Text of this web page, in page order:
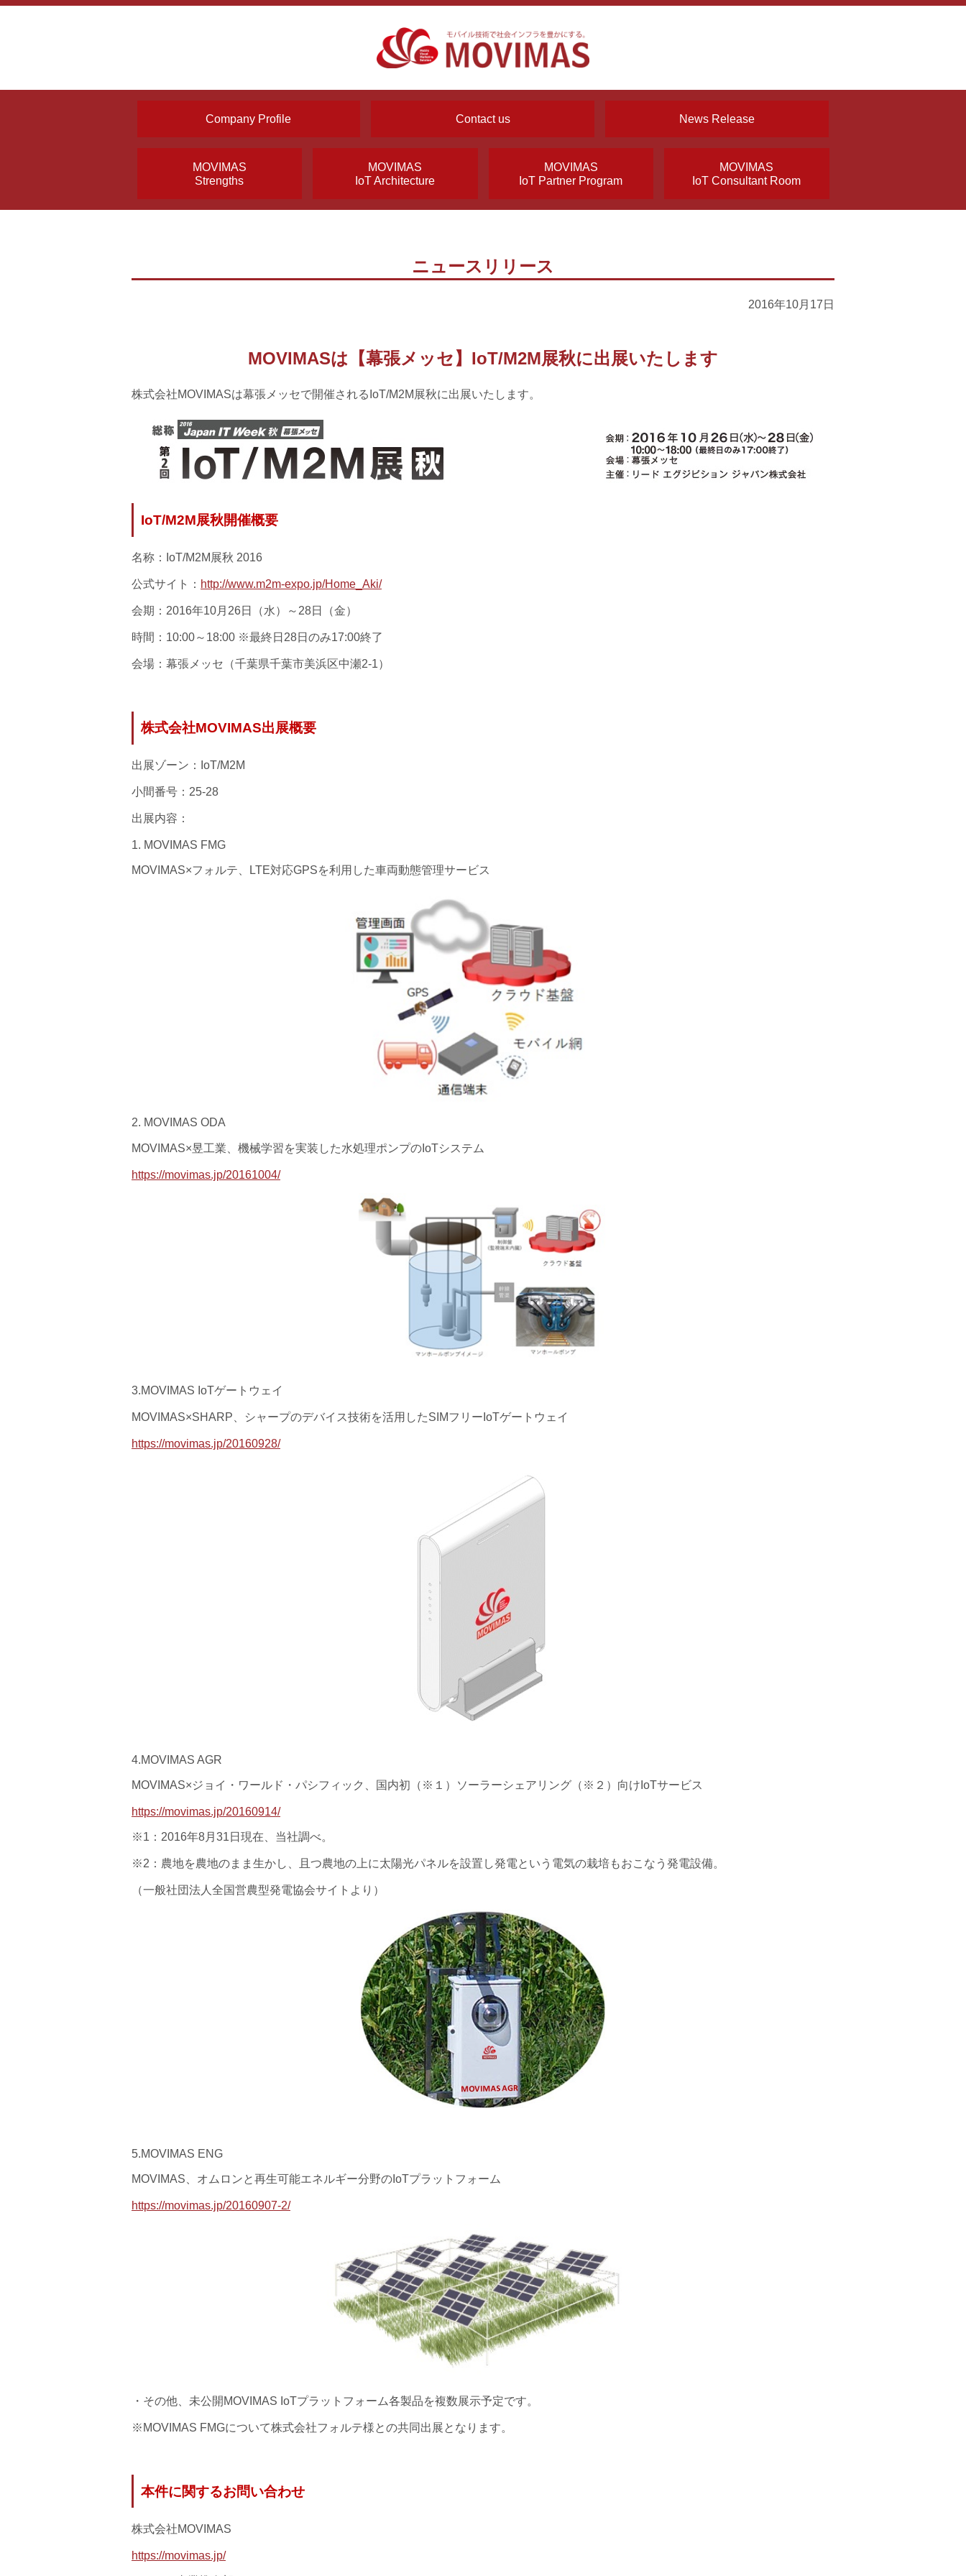
Company Profile Contact us News Release
MOVIMAS
Strengths
MOVIMAS
IoT Architecture
MOVIMAS
IoT Partner Program
MOVIMAS
IoT Consultant Room
ニュースリリース
2016年10月17日
MOVIMASは【幕張メッセ】IoT/M2M展秋に出展いたします
株式会社MOVIMASは幕張メッセで開催されるIoT/M2M展秋に出展いたします。
IoT/M2M展秋開催概要
名称：IoT/M2M展秋 2016
公式サイト： http://www.m2m-expo.jp/Home_Aki/
会期：2016年10月26日（水）～28日（金）
時間：10:00～18:00 ※最終日28日のみ17:00終了
会場：幕張メッセ（千葉県千葉市美浜区中瀬2-1）
株式会社MOVIMAS出展概要
出展ゾーン：IoT/M2M
小間番号：25-28
出展内容：
1. MOVIMAS FMG
MOVIMAS×フォルテ、LTE対応GPSを利用した車両動態管理サービス
2. MOVIMAS ODA
MOVIMAS×昱工業、機械学習を実装した水処理ポンプのIoTシステム
https://movimas.jp/20161004/
3.MOVIMAS IoTゲートウェイ
MOVIMAS×SHARP、シャープのデバイス技術を活用したSIMフリーIoTゲートウェイ
https://movimas.jp/20160928/
4.MOVIMAS AGR
MOVIMAS×ジョイ・ワールド・パシフィック、国内初（※１）ソーラーシェアリング（※２）向けIoTサービス
https://movimas.jp/20160914/
※1：2016年8月31日現在、当社調べ。
※2：農地を農地のまま生かし、且つ農地の上に太陽光パネルを設置し発電という電気の栽培もおこなう発電設備。
（一般社団法人全国営農型発電協会サイトより）
5.MOVIMAS ENG
MOVIMAS、オムロンと再生可能エネルギー分野のIoTプラットフォーム
https://movimas.jp/20160907-2/
・その他、未公開MOVIMAS IoTプラットフォーム各製品を複数展示予定です。
※MOVIMAS FMGについて株式会社フォルテ様との共同出展となります。
本件に関するお問い合わせ
株式会社MOVIMAS
https://movimas.jp/